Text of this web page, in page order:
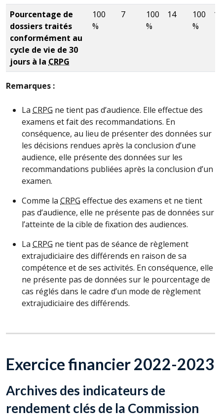
Pourcentage de
dossiers traités
conformément au
cycle de vie de 30
jours à la CRPG
100
%
7
100
%
14
100
%
Remarques :
La CRPG ne tient pas d’audience. Elle effectue des
examens et fait des recommandations. En
conséquence, au lieu de présenter des données sur
les décisions rendues après la conclusion d’une
audience, elle présente des données sur les
recommandations publiées après la conclusion d’un
examen.
Comme la CRPG effectue des examens et ne tient
pas d’audience, elle ne présente pas de données sur
l’atteinte de la cible de fixation des audiences.
La CRPG ne tient pas de séance de règlement
extrajudiciaire des différends en raison de sa
compétence et de ses activités. En conséquence, elle
ne présente pas de données sur le pourcentage de
cas réglés dans le cadre d’un mode de règlement
extrajudiciaire des différends.
Exercice financier 2022-2023
Archives des indicateurs de
rendement clés de la Commission